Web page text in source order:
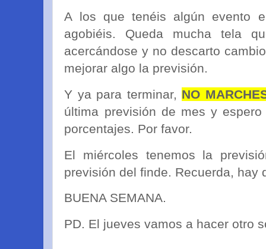
A los que tenéis algún evento
agobiéis. Queda mucha tela
acercándose y no descarto
mejorar algo la previsión.
Y ya para terminar, NO
última previsión de mes y
porcentajes. Por favor.
El miércoles tenemos la
previsión del finde. Recuerda, hay
BUENA SEMANA.
PD. El jueves vamos a hacer otro